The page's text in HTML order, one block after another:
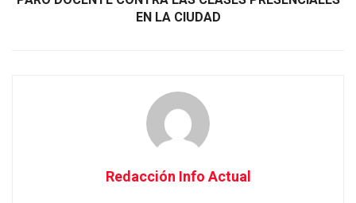
EN LA CIUDAD
Redacción Info Actual